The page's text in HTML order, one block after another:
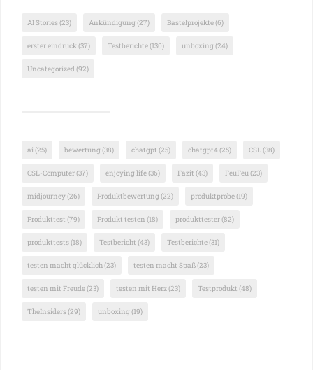
AI Stories(23) Ankündigung (27) Bastelprojekte(6)
erster eindruck(37) Testberichte(130) unboxing (24)
Uncategorized(92)
ai(25) bewertung (38) chatgpt (25) chatgpt4 (25) CSL(38)
CSL-Computer(37) enjoying life(36) Fazit (43) FeuFeu(23)
midjourney (26) Produktbewertung (22) produktprobe(19)
Produkttest (79) Produkt testen (18) produkttester(82)
produkttests(18) Testbericht (43) Testberichte(31)
testen macht glücklich(23) testen macht Spaß(23)
testen mit Freude(23) testen mit Herz(23) Testprodukt (48)
TheInsiders(29) unboxing (19)